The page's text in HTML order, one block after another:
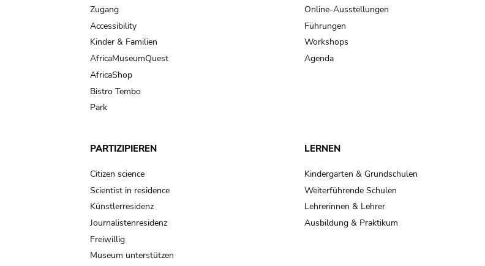
Zugang
Accessibility
Kinder & Familien
AfricaMuseumQuest
AfricaShop
Bistro Tembo
Park
Online-Ausstellungen
Führungen
Workshops
Agenda
PARTIZIPIEREN
Citizen science
Scientist in residence
Künstlerresidenz
Journalistenresidenz
Freiwillig
Museum unterstützen
LERNEN
Kindergarten & Grundschulen
Weiterführende Schulen
Lehrerinnen & Lehrer
Ausbildung & Praktikum